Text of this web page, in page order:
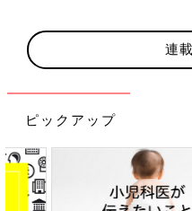
連
ピックアップ